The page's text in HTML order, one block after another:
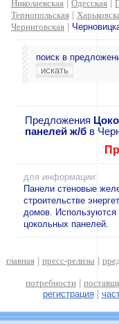
Николаевская
Одесская
Тернопольская
Черниговская
поиск в
Предложения
панелей ж/б в
для информации:
Панели стеновые
строительстве
домов. Используются
цокольных панелей.
главная| пресс-релизы |
потребности
регистрация|